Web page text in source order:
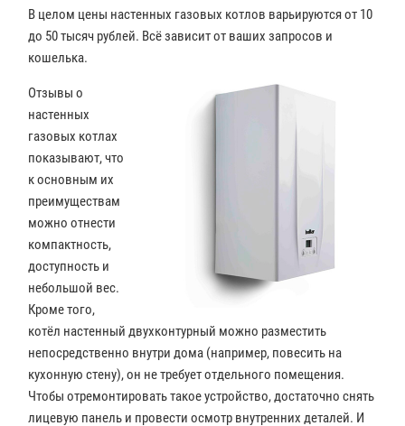
В целом цены настенных газовых котлов варьируются от 10
до 50 тысяч рублей. Всё зависит от ваших запросов и
кошелька.
Отзывы о
настенных
газовых котлах
показывают, что
к основным их
преимуществам
можно отнести
компактность,
доступность и
небольшой вес.
Кроме того,
котёл настенный двухконтурный можно разместить
непосредственно внутри дома (например, повесить на
кухонную стену), он не требует отдельного помещения.
Чтобы отремонтировать такое устройство, достаточно снять
лицевую панель и провести осмотр внутренних деталей. И